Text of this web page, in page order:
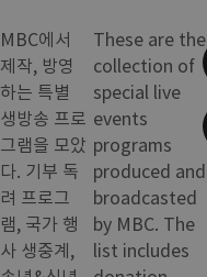
MBC에서
제작, 방영
하는 특별
생방송 프로
그램을 모았
다. 기부 독
려 프로그
램, 국가 행
사 생중계,
These are the
collection of
special live
events
programs
produced and
broadcasted
by MBC. The
list includes